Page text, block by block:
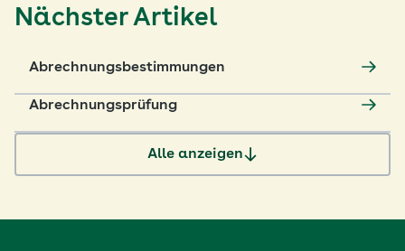
Nächster Artikel
Abrechnungsbestimmungen
Abrechnungsprüfung
Alle anzeigen